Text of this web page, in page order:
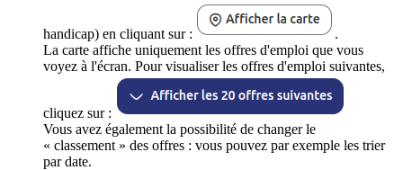
handicap) en cliquant sur :
.
La carte affiche uniquement les offres d'emploi que vous
voyez à l'écran. Pour visualiser les offres d'emploi suivantes,
cliquez sur :
Vous avez également la possibilité de changer le
« classement » des offres : vous pouvez par exemple les trier
par date.